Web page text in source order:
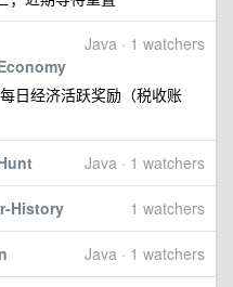
Java · 1 watchers
日经济活跃奖励（税收账
Java · 1 watchers
1 watchers
History
Java · 1 watchers